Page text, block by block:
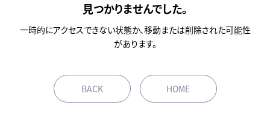
見つかりませんでした。
一時的にアクセスできない状態か、移動または削除された可能性
があります。
BACK HOME